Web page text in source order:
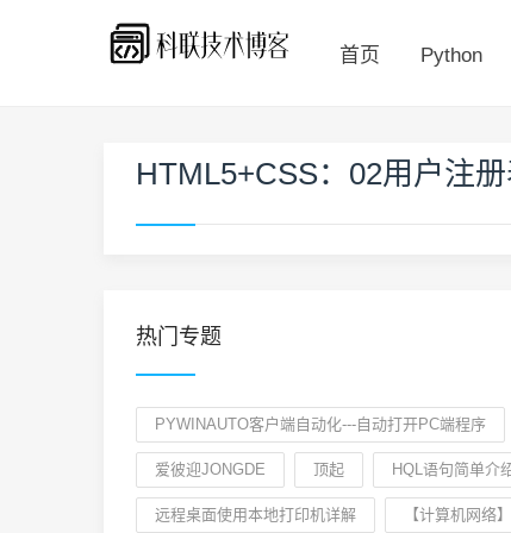
首页 Python
HTML5+CSS：02用户注
热门专题
PYWINAUTO客户端自动化---自动打开PC端程序
爱彼迎JONGDE 顶起 HQL语句简单介
远程桌面使用本地打印机详解 【计算机网络